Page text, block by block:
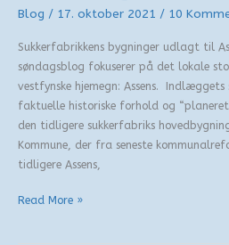
Blog / 17. oktober 2021 / 10
Sukkerfabrikkens bygninger udlagt til
søndagsblog fokuserer på det lokale
vestfynske hjemegn: Assens.
faktuelle historiske forhold og
den tidligere sukkerfabriks
Kommune, der fra seneste
tidligere Assens,
De
Read More »